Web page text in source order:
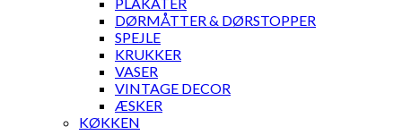
DØRMÅTTER & DØRSTOPPER
SPEJLE
KRUKKER
VASER
VINTAGE DECOR
ÆSKER
KØKKEN